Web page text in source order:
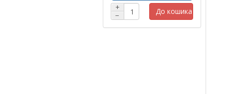
+
−
До кошика